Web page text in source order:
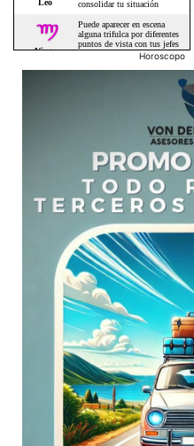
Horoscopo